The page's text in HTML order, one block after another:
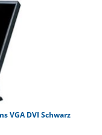
VGA DVI Schwarz